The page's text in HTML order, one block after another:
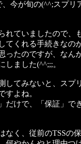
今が旬の(^^;スプリ
れていましたので、
てくれる手続きなの
ったのですが、なん
しました(^^;;;。
してみないと、スプ
すよね。
だけで、「保証」で
なく、従前のTSSの